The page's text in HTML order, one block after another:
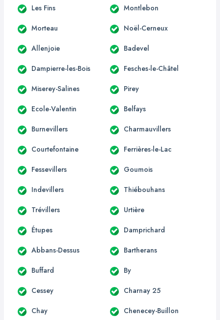
Les Fins Montlebon
Morteau Noël-Cerneux
Allenjoie Badevel
Dampierre-les-Bois Fesches-le-Châtel
Miserey-Salines Pirey
Ecole-Valentin Belfays
Burnevillers Charmauvillers
Courtefontaine Ferrières-le-Lac
Fessevillers Goumois
Indevillers Thiébouhans
Trévillers Urtière
Étupes Damprichard
Abbans-Dessus Bartherans
Buffard By
Cessey Charnay 25
Chay Chenecey-Buillon